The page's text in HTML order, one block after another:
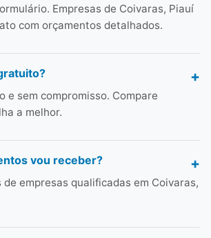
Empresas de Coivaras, Piauí
com orçamentos detalhados.
e sem compromisso. Compare
a melhor.
vou receber?
empresas qualificadas em Coivaras,